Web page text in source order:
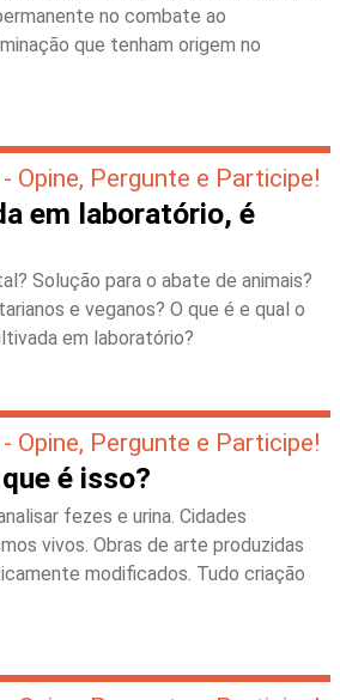
no combate ao
que tenham origem no
Opine, Pergunte e Participe!
em laboratório, é
Solução para o abate de animais?
e veganos? O que é e qual o
em laboratório?
Opine, Pergunte e Participe!
é isso?
fezes e urina. Cidades
vivos. Obras de arte produzidas
modificados. Tudo criação